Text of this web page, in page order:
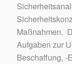
Maßnahmen.
Aufgaben zur
Beschaffung, -